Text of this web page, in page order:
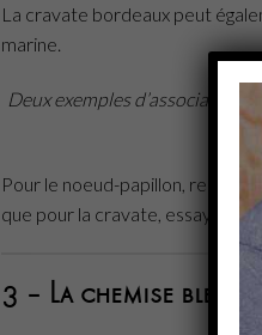
La cravate bordeaux peut
marine.
Deux exemples d’association
Pour le noeud-papillon, restez
que pour la cravate, essayez
3 – La chemise